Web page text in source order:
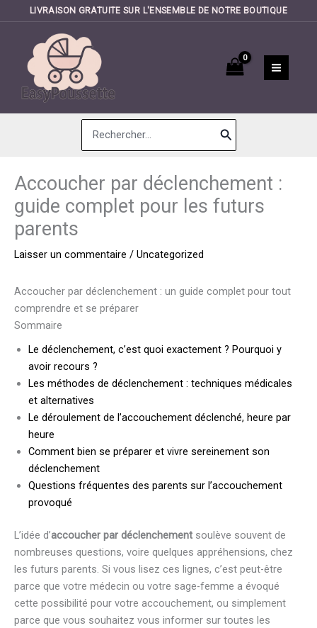
LIVRAISON GRATUITE SUR L'ENSEMBLE DE NOTRE BOUTIQUE
contenu
Search
for:
Accoucher par déclenchement :
guide complet pour les futurs
parents
Laisser un commentaire / Uncategorized
Accoucher par déclenchement : un guide complet pour tout
comprendre et se préparer
Sommaire
Le déclenchement, c’est quoi exactement ? Pourquoi y
avoir recours ?
Les méthodes de déclenchement : techniques médicales
et alternatives
Le déroulement de l’accouchement déclenché, heure par
heure
Comment bien se préparer et vivre sereinement son
déclenchement
Questions fréquentes des parents sur l’accouchement
provoqué
L’idée d’accoucher par déclenchement soulève souvent de
nombreuses questions, voire quelques appréhensions, chez
les futurs parents. Si vous lisez ces lignes, c’est peut-être
parce que votre médecin ou votre sage-femme a évoqué
cette possibilité pour votre accouchement, ou simplement
parce que vous souhaitez vous informer sur toutes les